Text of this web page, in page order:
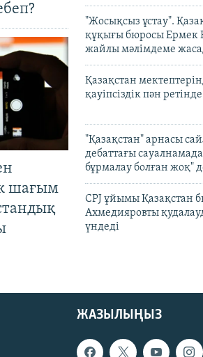
шағым
"Жосықсыз ұстау".
құқығы бюросы Ермек
жайлы мәлімдеме
Қазақстан
қауіпсіздік пән
"Қазақстан" арнасы
дебаттағы
бұрмалау болған жоқ"
CPJ ұйымы Қазақстан
Ахмедияровты
үндеді
ЖАЗЫЛЫҢЫЗ